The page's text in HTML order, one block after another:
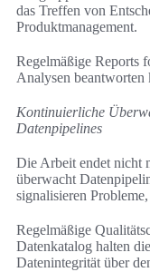
das Treffen von
Produktmanagement.
Regelmäßige Reports
Analysen beantworten
Kontinuierliche
Datenpipelines
Die Arbeit endet nicht
überwacht
signalisieren
Regelmäßige
Datenkatalog halten
Datenintegrität über